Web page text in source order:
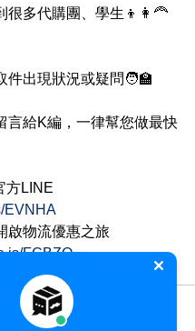
很多代購團、學生👦👩‍🦰
件出現狀況或疑問🧑‍🏫
言給K編，一律幫您做最快
方LINE
EVNHA
啟物流優惠之旅
FCBZQ